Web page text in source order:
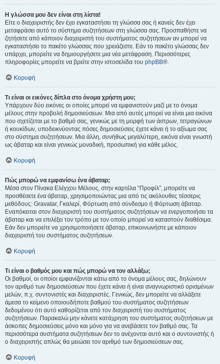
Η γλώσσα μου δεν είναι στη λίστα!
Είτε ο διαχειριστής δεν έχει εγκαταστήσει τη γλώσσα σας ή κανείς δεν έχει
μεταφράσει αυτό το σύστημα συζητήσεων στη γλώσσα σας. Προσπαθήστε να
ζητήσετε από κάποιον διαχειριστή του συστήματος συζητήσεων αν μπορεί να
εγκαταστήσει το πακέτο γλώσσας που χρειάζεστε. Εάν το πακέτο γλώσσας δεν
υπάρχει, μπορείτε να δημιουργήσετε μια νέα μετάφραση. Περισσότερες
πληροφορίες μπορείτε να βρείτε στην ιστοσελίδα του phpBB®.
Κορυφή
Τι είναι οι εικόνες δίπλα στο όνομα χρήστη μου;
Υπάρχουν δύο εικόνες οι οποίες μπορεί να εμφανιστούν μαζί με το όνομα
μέλους στην προβολή δημοσιεύσεων. Μια από αυτές μπορεί να είναι μια εικόνα
που σχετίζεται με το βαθμό σας, γενικώς με τη μορφή των άστρων, τετραγώνων
ή κουκίδων, υποδεικνύοντας πόσες δημοσιεύσεις έχετε κάνει ή το αξίωμα σας
στο σύστημα συζητήσεων. Μια άλλη, συνήθως μεγαλύτερη, εικόνα είναι γνωστή
ως άβαταρ και είναι γενικώς μοναδική, προσωπική για κάθε μέλος.
Κορυφή
Πώς μπορώ να εμφανίσω ένα άβαταρ;
Μέσα στον Πίνακα Ελέγχου Μέλους, στην καρτέλα “Προφίλ”, μπορείτε να
προσθέσετε ένα άβαταρ, χρησιμοποιώντας μια από τις ακόλουθες τέσσερις
μεθόδους: Gravatar, Γκαλερί, Φόρτωση από σύνδεσμο ή Φόρτωση άβαταρ.
Εναπόκειται στον διαχειριστή του συστήματος συζητήσεων να ενεργοποιήσει τα
άβαταρ και να επιλέξει τον τρόπο με τον οποίο μπορεί να καταστούν διαθέσιμα.
Εάν δεν μπορείτε να χρησιμοποιήσετε άβαταρ, επικοινωνήστε με κάποιον
διαχειριστή του συστήματος συζητήσεων.
Κορυφή
Τι είναι ο βαθμός μου και πώς μπορώ να τον αλλάξω;
Οι βαθμοί, οι οποίοι εμφανίζονται κάτω από το όνομα μέλους σας, δηλώνουν
τον αριθμό των δημοσιεύσεων που έχετε κάνει ή είναι αναγνωριστικό ορισμένων
μελών, π.χ. συντονιστές και διαχειριστές. Γενικώς, δεν μπορείτε να αλλάξετε
άμεσα το κείμενο οποιουδήποτε βαθμού του συστήματος συζητήσεων
δεδομένου ότι αυτό καθορίζεται από τον διαχειριστή του συστήματος
συζητήσεων. Παρακαλώ μην κάνετε κατάχρηση του συστήματος συζητήσεων με
άσκοπες δημοσιεύσεις μόνο και μόνο για να ανεβάσετε τον βαθμό σας. Τα
περισσότερα συστήματα συζητήσεων δεν το ανέχονται αυτό και ο συντονιστής ή
ο διαχειριστής απλώς θα μειώσει τον αριθμό των δημοσιεύσεων σας.
Κορυφή